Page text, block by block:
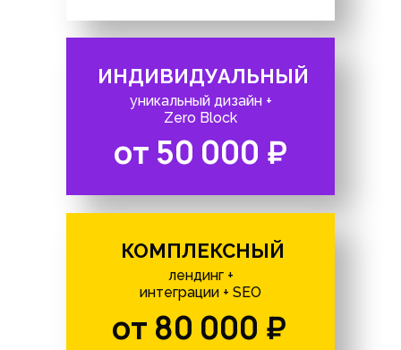
ИНДИВИДУАЛЬНЫЙ
уникальный дизайн +
Zero Block
от 50 000 ₽
от 80 000 ₽
лендинг +
интеграции + SEO
КОМПЛЕКСНЫЙ